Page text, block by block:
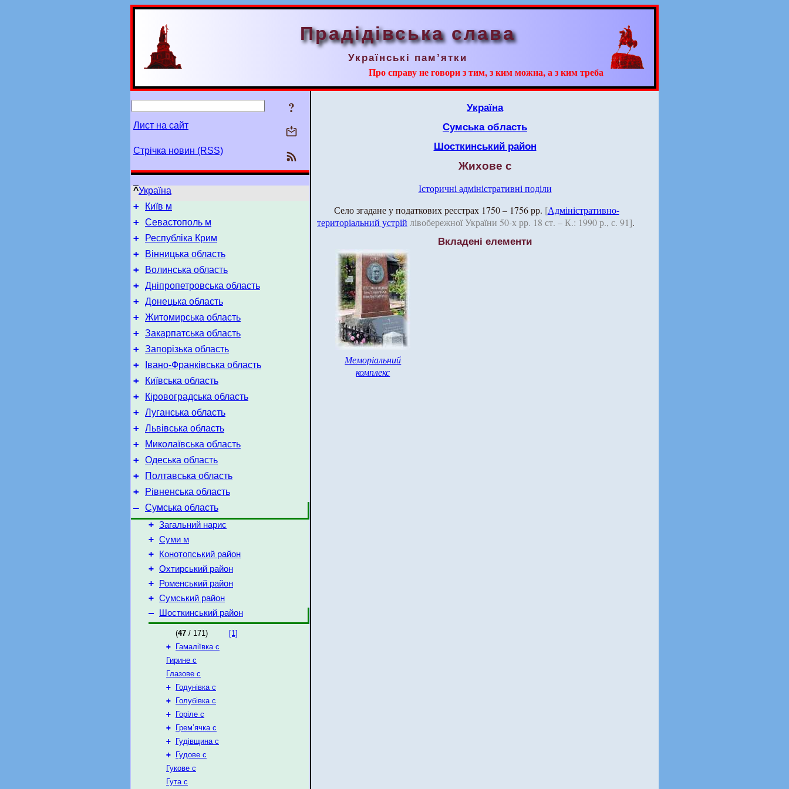
Прадідівська слава
Українські пам’ятки
Про справу не говори з тим, з ким можна, а з ким треба
?
Лист на сайт
Стрічка новин (RSS)
^Україна
+ Київ м
+ Севастополь м
+ Республіка Крим
+ Вінницька область
+ Волинська область
+ Дніпропетровська область
+ Донецька область
+ Житомирська область
+ Закарпатська область
+ Запорізька область
+ Івано-Франківська область
+ Київська область
+ Кіровоградська область
+ Луганська область
+ Львівська область
+ Миколаївська область
+ Одеська область
+ Полтавська область
+ Рівненська область
– Сумська область
+ Загальний нарис
+ Суми м
+ Конотопський район
+ Охтирський район
+ Роменський район
+ Сумський район
– Шосткинський район
(47 / 171)
[1]
+
Гамаліївка с
Гирине с
Глазове с
+
Годунівка с
+
Голубівка с
+
Горіле с
+
Грем’ячка с
+
Гудівщина с
+
Гудове с
Гукове с
Гута с
Україна
Сумська область
Шосткинський район
Жихове с
Історичні адміністративні поділи
Село згадане у податкових реєстрах 1750 – 1756 рр. [Адміністративно-
територіальний устрій лівобережної України 50-х рр. 18 ст. – К.: 1990 р., с. 91].
Вкладені елементи
Меморіальний
комплекс